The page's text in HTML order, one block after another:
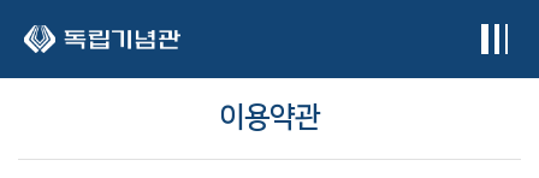
이용약관